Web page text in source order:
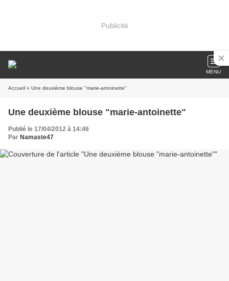
Publicité
MENU
Accueil » Une deuxième blouse "marie-antoinette"
Une deuxième blouse "marie-antoinette"
Publié le 17/04/2012 à 14:46
Par Namaste47